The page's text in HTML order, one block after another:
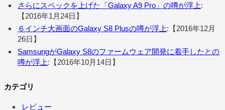
さらにスペックを上げた「Galaxy A9 Pro」の噂が浮上:
【2016年1月24日】
６インチ大画面のGalaxy S8 Plusの噂が浮上:【2016年12月
26日】
SamsungがGalaxy S8のファームウェア開発に着手したとの
噂が浮上:【2016年10月14日】
カテゴリ
レビュー